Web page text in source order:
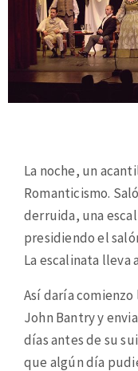
La noche, un
Romanticismo.
derruida, una
presidiendo el
La escalinata lleva
Así daría
John Bantry y
días antes de su
que algún día